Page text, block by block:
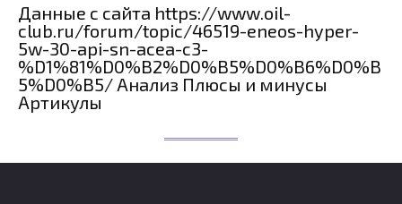
Данные с сайта https://www.oil-
club.ru/forum/topic/46519-eneos-hyper-
5w-30-api-sn-acea-c3-
%D1%81%D0%B2%D0%B5%D0%B6%D0%B
5%D0%B5/ Анализ Плюсы и минусы
Артикулы